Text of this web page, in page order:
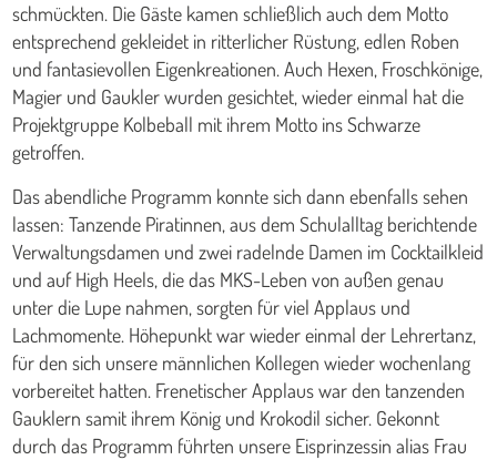
schmückten. Die Gäste kamen schließlich auch dem Motto
entsprechend gekleidet in ritterlicher Rüstung, edlen Roben
und fantasievollen Eigenkreationen. Auch Hexen, Froschkönige,
Magier und Gaukler wurden gesichtet, wieder einmal hat die
Projektgruppe Kolbeball mit ihrem Motto ins Schwarze
getroffen.
Das abendliche Programm konnte sich dann ebenfalls sehen
lassen: Tanzende Piratinnen, aus dem Schulalltag berichtende
Verwaltungsdamen und zwei radelnde Damen im Cocktailkleid
und auf High Heels, die das MKS-Leben von außen genau
unter die Lupe nahmen, sorgten für viel Applaus und
Lachmomente. Höhepunkt war wieder einmal der Lehrertanz,
für den sich unsere männlichen Kollegen wieder wochenlang
vorbereitet hatten. Frenetischer Applaus war den tanzenden
Gauklern samit ihrem König und Krokodil sicher. Gekonnt
durch das Programm führten unsere Eisprinzessin alias Frau